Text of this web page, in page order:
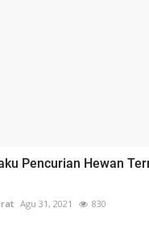
Pencurian Hewan
Agu 31, 2021 830